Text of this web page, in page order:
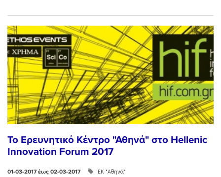
Το Ερευνητικό Κέντρο "Αθηνά" στο Hellenic
Innovation Forum 2017
01-03-2017 έως 02-03-2017 ΕΚ "Αθηνά"